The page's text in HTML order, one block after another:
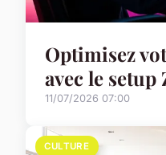
Optimisez
avec le setup
11/07/2026 07:00
CULTURE